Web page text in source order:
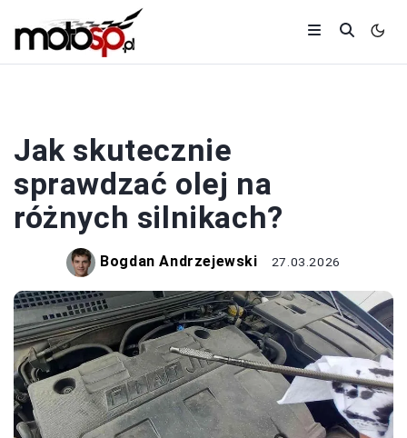
Jak skutecznie
sprawdzać olej na
różnych silnikach?
Bogdan Andrzejewski 27.03.2026